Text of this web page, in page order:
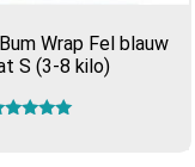
Wrap Fel blauw
S (3-8 kilo)